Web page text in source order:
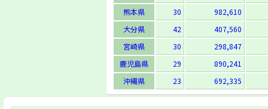
熊本県
30
982,610
大分県
42
407,560
宮崎県
30
298,847
鹿児島県
29
890,241
沖縄県
23 692,335